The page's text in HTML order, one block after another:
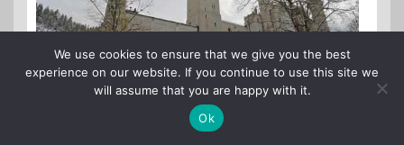
We use cookies to ensure that we give you the best
experience on our website. If you continue to use this site we
will assume that you are happy with it.
Ok